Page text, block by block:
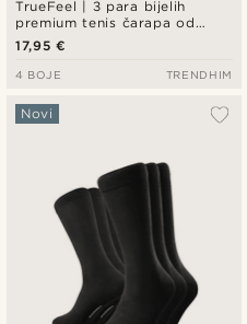
TrueFeel | 3 para bijelih
premium tenis čarapa od
pamuka
17,95 €
4 BOJE TRENDHIM
Novi